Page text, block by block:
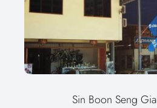
Sin Boon Seng